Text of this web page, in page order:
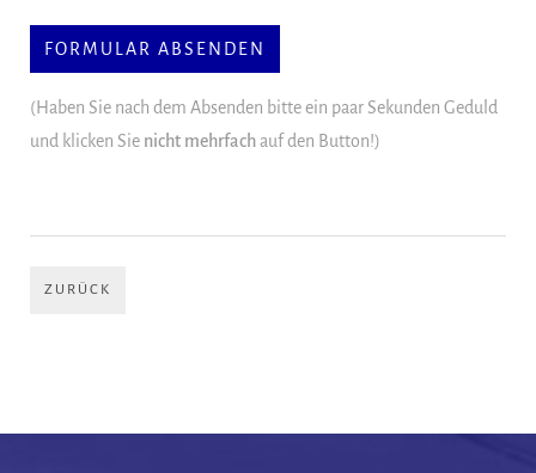
(Haben Sie nach dem Absenden bitte ein paar Sekunden Geduld
und klicken Sie nicht mehrfachauf den Button!)
ZURÜCK